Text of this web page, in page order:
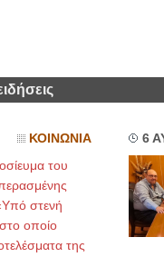
ΚΟΙΝΩΝΙΑ
του
στενή
οποίο
της
6